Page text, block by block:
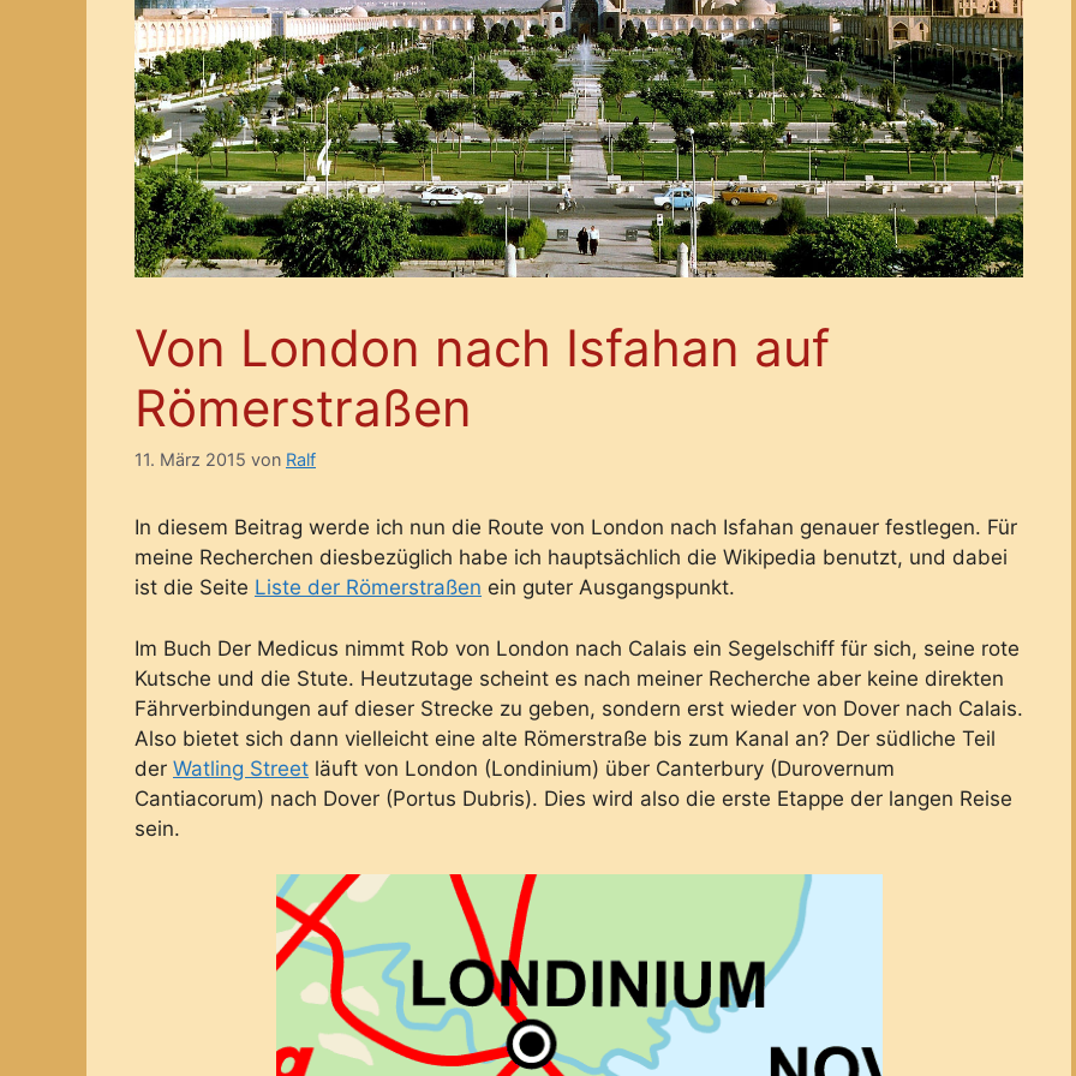
Von London nach Isfahan auf
Römerstraßen
11. März 2015 von Ralf
In diesem Beitrag werde ich nun die Route von London nach Isfahan genauer festlegen. Für
meine Recherchen diesbezüglich habe ich hauptsächlich die Wikipedia benutzt, und dabei
ist die Seite Liste der Römerstraßen ein guter Ausgangspunkt.
Im Buch Der Medicus nimmt Rob von London nach Calais ein Segelschiff für sich, seine rote
Kutsche und die Stute. Heutzutage scheint es nach meiner Recherche aber keine direkten
Fährverbindungen auf dieser Strecke zu geben, sondern erst wieder von Dover nach Calais.
Also bietet sich dann vielleicht eine alte Römerstraße bis zum Kanal an? Der südliche Teil
der Watling Street läuft von London (Londinium) über Canterbury (Durovernum
Cantiacorum) nach Dover (Portus Dubris). Dies wird also die erste Etappe der langen Reise
sein.